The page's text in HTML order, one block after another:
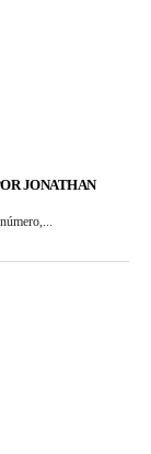
JONATHAN